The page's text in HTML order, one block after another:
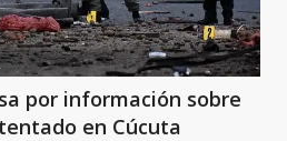
por información sobre
en Cúcuta